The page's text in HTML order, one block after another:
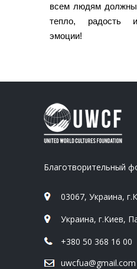
всем людям должны
тепло, радость
эмоции!
Благотворительный
03067, Украина,
Украина, г.Киев,
+380 50 368 16 00
uwcfua@gmail.com